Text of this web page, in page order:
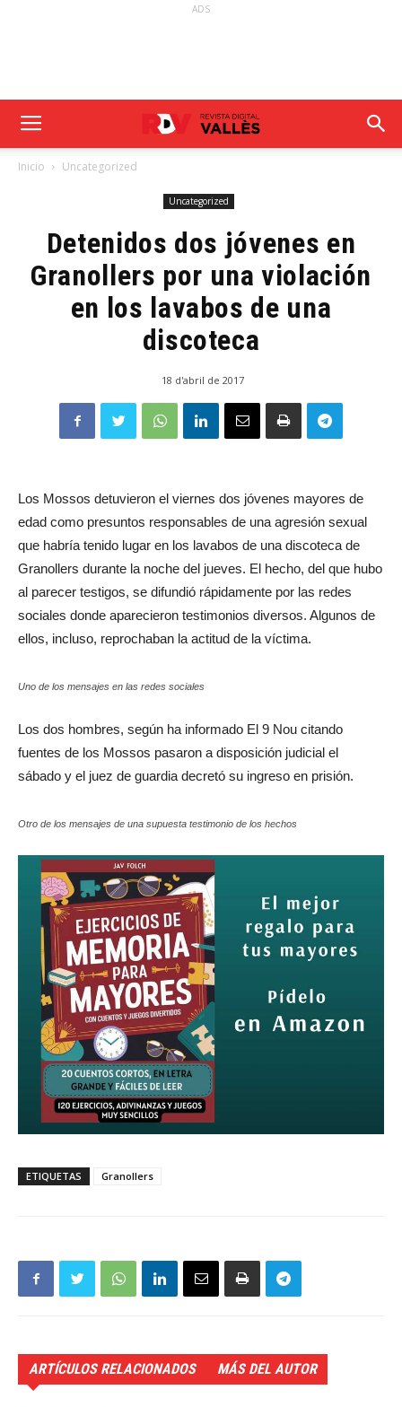
ADS
Inicio Uncategorized
Uncategorized
Detenidos dos jóvenes en
Granollers por una violación
en los lavabos de una
discoteca
18 d'abril de 2017
Los Mossos detuvieron el viernes dos jóvenes mayores de
edad como presuntos responsables de una agresión sexual
que habría tenido lugar en los lavabos de una discoteca de
Granollers durante la noche del jueves. El hecho, del que hubo
al parecer testigos, se difundió rápidamente por las redes
sociales donde aparecieron testimonios diversos. Algunos de
ellos, incluso, reprochaban la actitud de la víctima.
Uno de los mensajes en las redes sociales
Los dos hombres, según ha informado El 9 Nou citando
fuentes de los Mossos pasaron a disposición judicial el
sábado y el juez de guardia decretó su ingreso en prisión.
Otro de los mensajes de una supuesta testimonio de los hechos
ETIQUETAS Granollers
ARTÍCULOS RELACIONADOS MÁS DEL AUTOR